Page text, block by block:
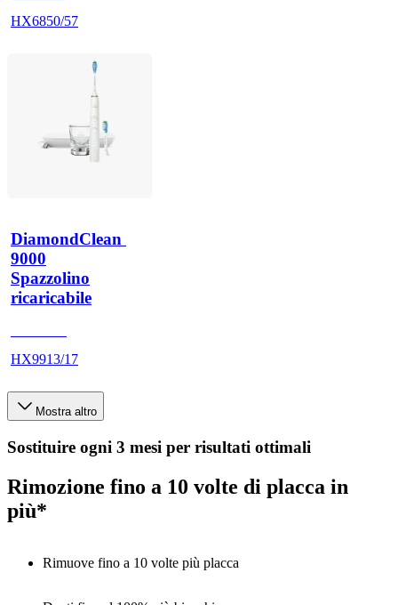
HX6850/57
DiamondClean
9000
Spazzolino
ricaricabile
HX9913/17
Mostra altro
Sostituire ogni 3 mesi per risultati ottimali
Rimozione fino a 10 volte di placca in
più*
Rimuove fino a 10 volte più placca